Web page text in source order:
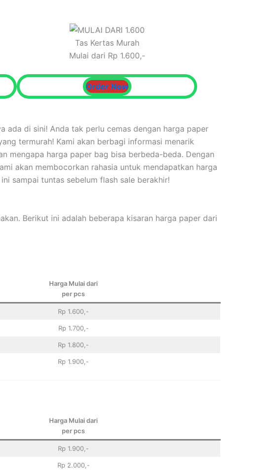
Tas Kertas Murah
Mulai dari Rp 1.600,-
Order Now
ada di sini! Anda tak perlu cemas dengan harga paper
termurah! Kami akan berbagi informasi menarik
mengapa harga paper bag bisa berbeda-beda. Dengan
akan membocorkan rahasia untuk mendapatkan harga
sampai tuntas sebelum flash sale berakhir!
Berikut ini adalah beberapa kisaran harga paper dari
Harga Mulai dari
per pcs
Rp 1.600,-
Rp 1.700,-
Rp 1.800,-
Rp 1.900,-
Harga Mulai dari
per pcs
Rp 1.900,-
Rp 2.000,-